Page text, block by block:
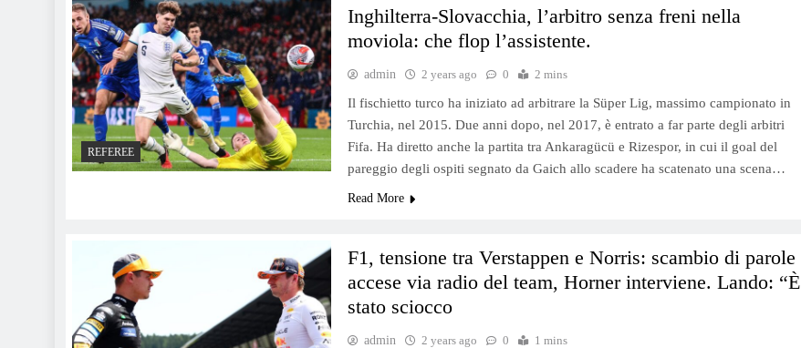
REFEREE
Inghilterra-Slovacchia, l’arbitro senza freni nella
moviola: che flop l’assistente.
admin 2 years ago 0 2 mins
Il fischietto turco ha iniziato ad arbitrare la Süper Lig, massimo campionato in
Turchia, nel 2015. Due anni dopo, nel 2017, è entrato a far parte degli arbitri
Fifa. Ha diretto anche la partita tra Ankaragücü e Rizespor, in cui il goal del
pareggio degli ospiti segnato da Gaich allo scadere ha scatenato una scena…
Read More
F1, tensione tra Verstappen e Norris: scambio di parole
accese via radio del team, Horner interviene. Lando: “È
stato sciocco
admin 2 years ago 0 1 mins